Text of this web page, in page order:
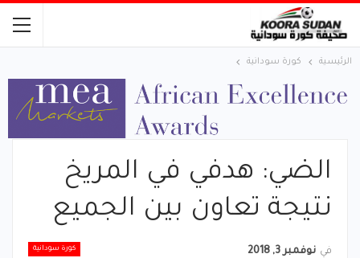
الرئيسية كورة سودانية
الضي: هدفي في المريخ
نتيجة تعاون بين الجميع
كورة سودانية في نوفمبر 3, 2018